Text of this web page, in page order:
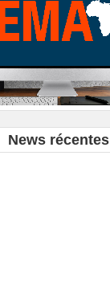
News récentes